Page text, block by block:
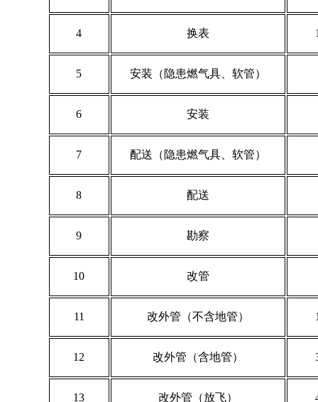
4 换表
5 安装（隐患燃气具、软管）
6 安装
7 配送（隐患燃气具、软管）
8 配送
9 勘察
10 改管
11 改外管（不含地管）
12 改外管（含地管）
13 改外管（放飞）